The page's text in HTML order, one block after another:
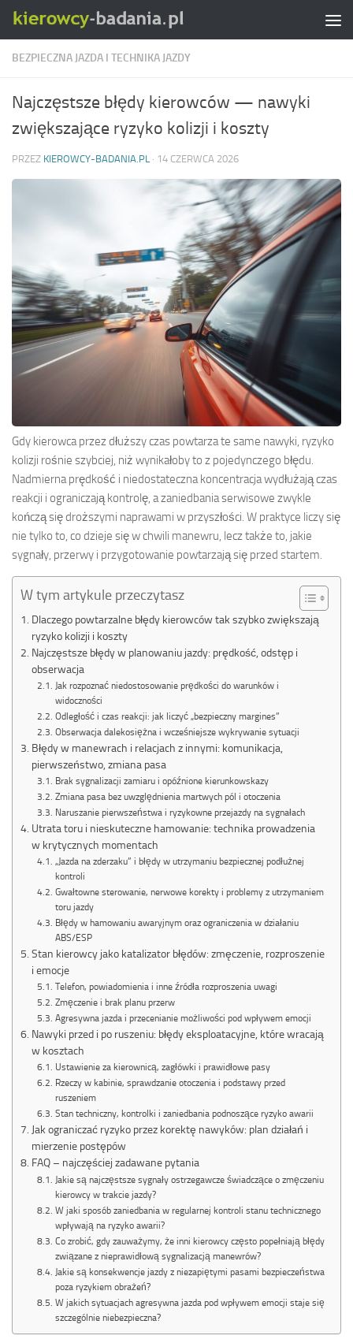
Skip to content
BEZPIECZNA JAZDA I TECHNIKA JAZDY
Najczęstsze błędy kierowców — nawyki
zwiększające ryzyko kolizji i koszty
PRZEZ KIEROWCY-BADANIA.PL · 14 CZERWCA 2026
Gdy kierowca przez dłuższy czas powtarza te same nawyki, ryzyko
kolizji rośnie szybciej, niż wynikałoby to z pojedynczego błędu.
Nadmierna prędkość i niedostateczna koncentracja wydłużają czas
reakcji i ograniczają kontrolę, a zaniedbania serwisowe zwykle
kończą się droższymi naprawami w przyszłości. W praktyce liczy się
nie tylko to, co dzieje się w chwili manewru, lecz także to, jakie
sygnały, przerwy i przygotowanie powtarzają się przed startem.
W tym artykule przeczytasz
Dlaczego powtarzalne błędy kierowców tak szybko zwiększają
ryzyko kolizji i koszty
Najczęstsze błędy w planowaniu jazdy: prędkość, odstęp i
obserwacja
Jak rozpoznać niedostosowanie prędkości do warunków i
widoczności
Odległość i czas reakcji: jak liczyć „bezpieczny margines”
Obserwacja dalekosiężna i wcześniejsze wykrywanie sytuacji
Błędy w manewrach i relacjach z innymi: komunikacja,
pierwszeństwo, zmiana pasa
Brak sygnalizacji zamiaru i opóźnione kierunkowskazy
Zmiana pasa bez uwzględnienia martwych pól i otoczenia
Naruszanie pierwszeństwa i ryzykowne przejazdy na sygnałach
Utrata toru i nieskuteczne hamowanie: technika prowadzenia
w krytycznych momentach
„Jazda na zderzaku” i błędy w utrzymaniu bezpiecznej podłużnej
kontroli
Gwałtowne sterowanie, nerwowe korekty i problemy z utrzymaniem
toru jazdy
Błędy w hamowaniu awaryjnym oraz ograniczenia w działaniu
ABS/ESP
Stan kierowcy jako katalizator błędów: zmęczenie, rozproszenie
i emocje
Telefon, powiadomienia i inne źródła rozproszenia uwagi
Zmęczenie i brak planu przerw
Agresywna jazda i przecenianie możliwości pod wpływem emocji
Nawyki przed i po ruszeniu: błędy eksploatacyjne, które wracają
w kosztach
Ustawienie za kierownicą, zagłówki i prawidłowe pasy
Rzeczy w kabinie, sprawdzanie otoczenia i podstawy przed
ruszeniem
Stan techniczny, kontrolki i zaniedbania podnoszące ryzyko awarii
Jak ograniczać ryzyko przez korektę nawyków: plan działań i
mierzenie postępów
FAQ – najczęściej zadawane pytania
Jakie są najczęstsze sygnały ostrzegawcze świadczące o zmęczeniu
kierowcy w trakcie jazdy?
W jaki sposób zaniedbania w regularnej kontroli stanu technicznego
wpływają na ryzyko awarii?
Co zrobić, gdy zauważymy, że inni kierowcy często popełniają błędy
związane z nieprawidłową sygnalizacją manewrów?
Jakie są konsekwencje jazdy z niezapiętymi pasami bezpieczeństwa
poza ryzykiem obrażeń?
W jakich sytuacjach agresywna jazda pod wpływem emocji staje się
szczególnie niebezpieczna?